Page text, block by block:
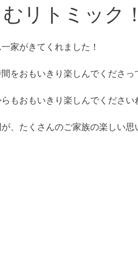
リトミック！
家がきてくれました！
をおもいきり楽しんでくださ
もおもいきり楽しんでください
、たくさんのご家族の楽しい